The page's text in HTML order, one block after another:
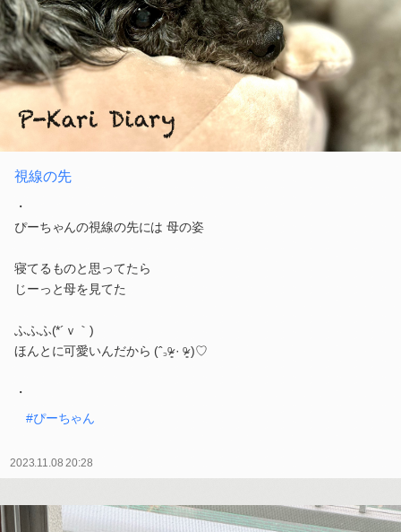
視線の先
・
ぴーちゃんの視線の先には 母の姿
寝てるものと思ってたら
じーっと母を見てた
ふふふ(*´ｖ｀)
ほんとに可愛いんだから (ˆ꜆ᵒ̴̷͈ · ᵒ̴̷͈ )♡
・
#ぴーちゃん
2023.11.08 20:28